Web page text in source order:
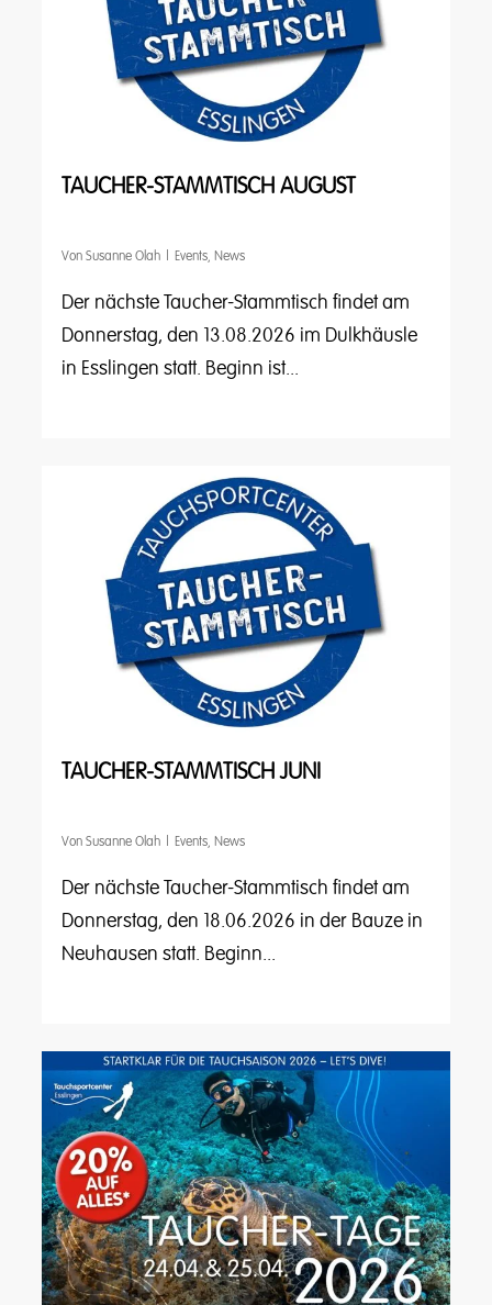
TAUCHER-STAMMTISCH AUGUST
Von Susanne Olah Events, News
Der nächste Taucher-Stammtisch findet am
Donnerstag, den 13.08.2026 im Dulkhäusle
in Esslingen statt. Beginn ist...
TAUCHER-STAMMTISCH JUNI
Von Susanne Olah Events, News
Der nächste Taucher-Stammtisch findet am
Donnerstag, den 18.06.2026 in der Bauze in
Neuhausen statt. Beginn...